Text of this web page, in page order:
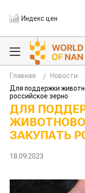
Индекс цен
Главная
Новости
Для поддержки
российское зерно
ДЛЯ
ЗАКУПАТЬ
18.09.2023